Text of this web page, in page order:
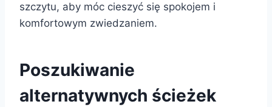
szczytu, aby móc cieszyć się spokojem i
komfortowym zwiedzaniem.
Poszukiwanie
alternatywnych ścieżek